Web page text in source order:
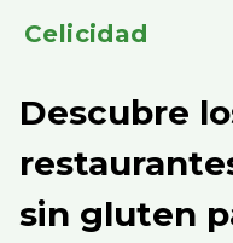
Celicidad
Descubre
sin gluten